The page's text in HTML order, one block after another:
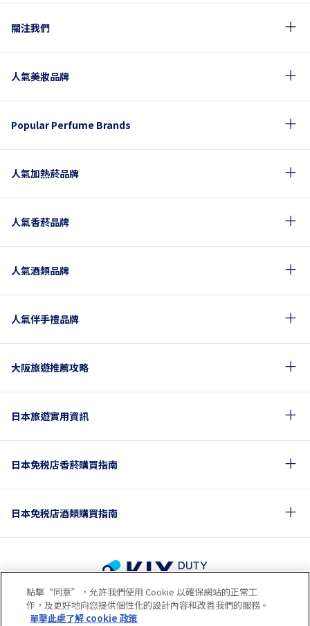
關注我們
人氣美妝品牌
Popular Perfume Brands
人氣加熱菸品牌
人氣香菸品牌
人氣酒類品牌
人氣伴手禮品牌
大阪旅遊推薦攻略
日本旅遊實用資訊
日本免税店香菸購買指南
日本免税店酒類購買指南
使用條款 隱私政策
Cookie政策
關於社交媒體使用規章
點擊“同意”，允許我們使用 Cookie 以確保網站的正常工
作，及更好地向您提供個性化的設計內容和改善我們的服務。
單擊此處了解 cookie 政策